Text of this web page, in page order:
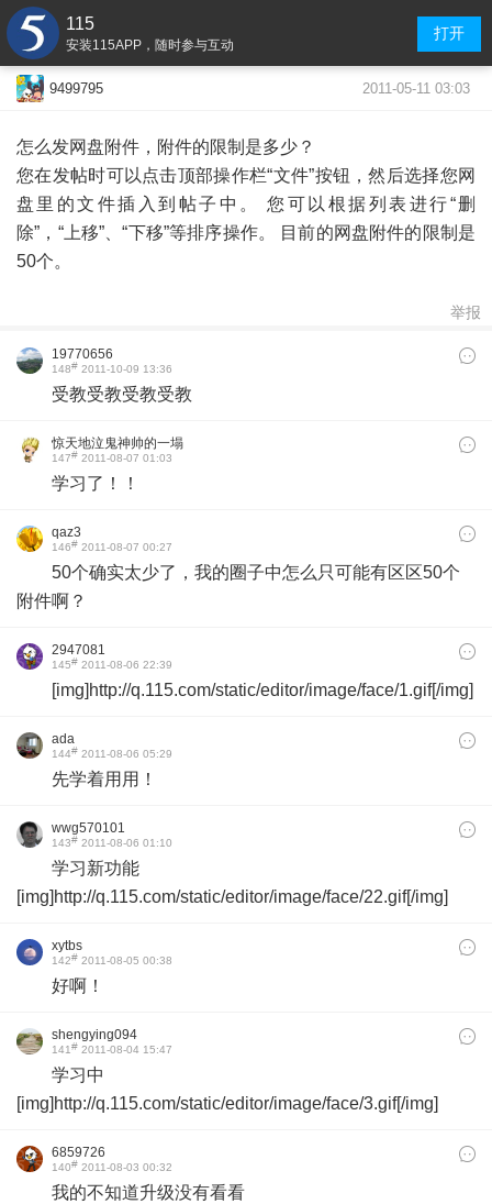
115
安装115APP，随时参与互动
打开
9499795 2011-05-11 03:03
怎么发网盘附件，附件的限制是多少？
您在发帖时可以点击顶部操作栏“文件”按钮，然后选择您网
盘里的文件插入到帖子中。 您可以根据列表进行“删
除”，“上移”、“下移”等排序操作。 目前的网盘附件的限制是
50个。
举报
19770656
148# 2011-10-09 13:36
受教受教受教受教
惊天地泣鬼神帅的一塌
糊涂的人唷
147# 2011-08-07 01:03
学习了！！
qaz3
146# 2011-08-07 00:27
50个确实太少了，我的圈子中怎么只可能有区区50个
附件啊？
2947081
145# 2011-08-06 22:39
[img]http://q.115.com/static/editor/image/face/1.gif[/img]
ada
144# 2011-08-06 05:29
先学着用用！
wwg570101
143# 2011-08-06 01:10
学习新功能
[img]http://q.115.com/static/editor/image/face/22.gif[/img]
xytbs
142# 2011-08-05 00:38
好啊！
shengying094
141# 2011-08-04 15:47
学习中
[img]http://q.115.com/static/editor/image/face/3.gif[/img]
6859726
140# 2011-08-03 00:32
我的不知道升级没有看看